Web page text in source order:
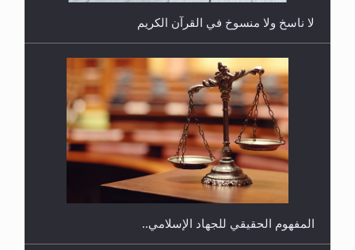
هل يجوز فتح مشروع كوافير نسائي للمحجبات وغير
المحجبات؟
لا ناسخ ولا منسوخ في القرآن الكريم
المفهوم الحقيقي للجهاد الإسلامي..